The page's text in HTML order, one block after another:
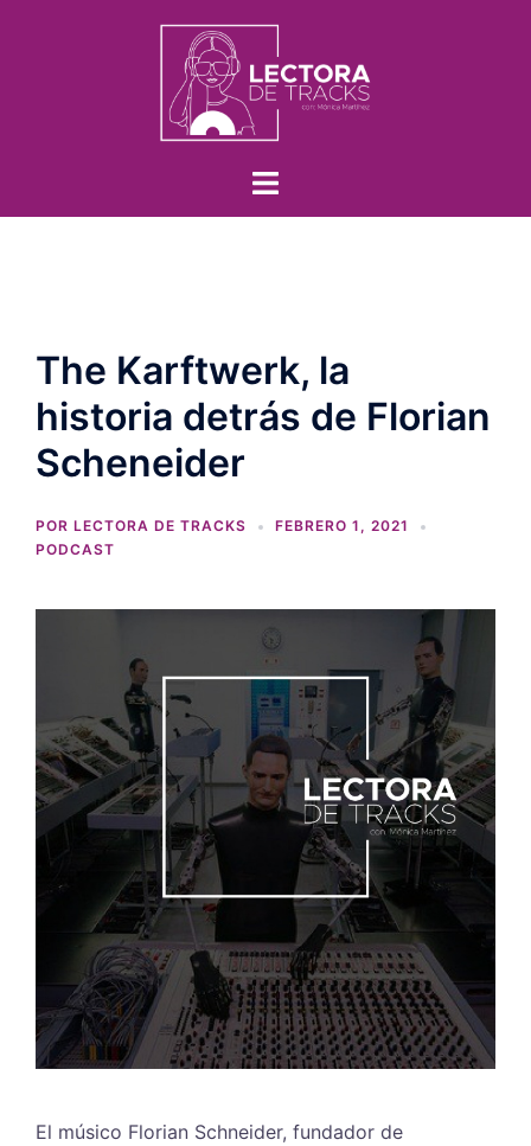
The Karftwerk, la
historia detrás de Florian
Scheneider
POR LECTORA DE TRACKS
FEBRERO 1, 2021
PODCAST
El músico Florian Schneider, fundador de